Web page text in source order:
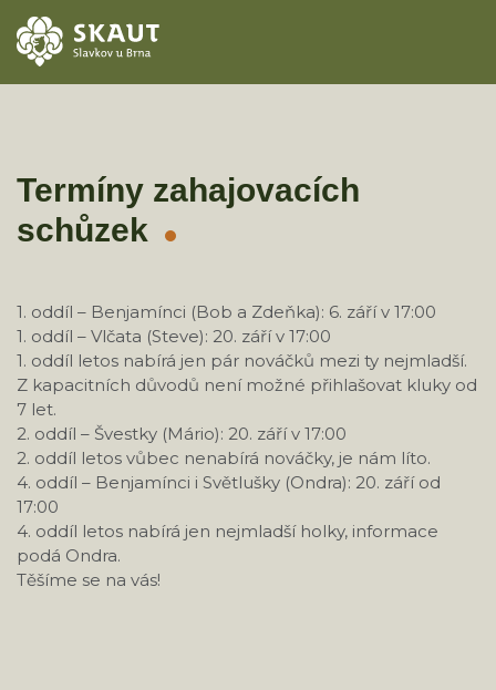
ODDÍLY
KONTAKTY
TÁBORY
Termíny zahajovacích
schůzek
1. oddíl – Benjamínci (Bob a Zdeňka): 6. září v 17:00
1. oddíl – Vlčata (Steve): 20. září v 17:00
1. oddíl letos nabírá jen pár nováčků mezi ty nejmladší.
Z kapacitních důvodů není možné přihlašovat kluky od
7 let.
2. oddíl – Švestky (Mário): 20. září v 17:00
2. oddíl letos vůbec nenabírá nováčky, je nám líto.
4. oddíl – Benjamínci i Světlušky (Ondra): 20. září od
17:00
4. oddíl letos nabírá jen nejmladší holky, informace
podá Ondra.
Těšíme se na vás!